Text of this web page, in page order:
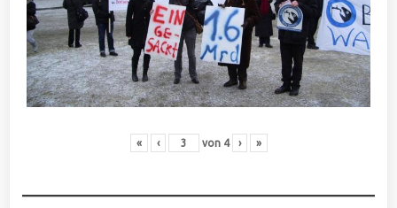
« ‹ von 4 › »